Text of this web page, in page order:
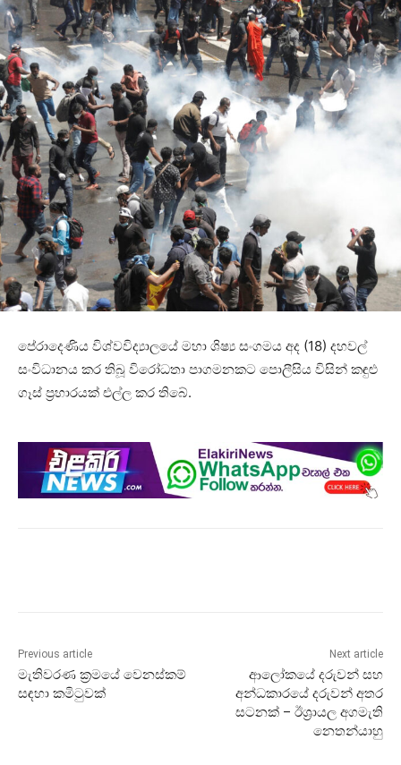
පේරාදෙණිය විශ්වවිද්‍යාලයේ මහා ශිෂ්‍ය සංගමය අද (18) දහවල්
සංවිධානය කර තිබූ විරෝධතා පාගමනකට පොලීසිය විසින් කඳුළු
ගෑස් ප්‍රහාරයක් එල්ල කර තිබේ.
Previous article
මැතිවරණ ක්‍රමයේ වෙනස්කම්
සඳහා කමිටුවක්
Next article
ආලෝකයේ දරුවන් සහ
අන්ධකාරයේ දරුවන් අතර
සටනක් – ඊශ්‍රායල අගමැති
නෙතන්යාහු